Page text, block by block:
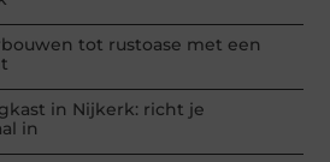
tot rustoase met een
in Nijkerk: richt je
in